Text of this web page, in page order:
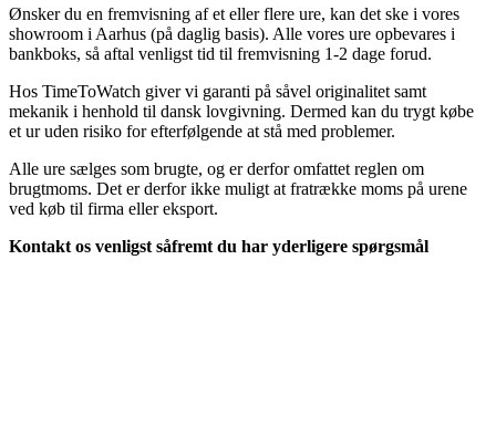
Ønsker du en fremvisning af et eller flere ure, kan det ske i vores
showroom i Aarhus (på daglig basis). Alle vores ure opbevares i
bankboks, så aftal venligst tid til fremvisning 1-2 dage forud.
Hos TimeToWatch giver vi garanti på såvel originalitet samt
mekanik i henhold til dansk lovgivning. Dermed kan du trygt købe
et ur uden risiko for efterfølgende at stå med problemer.
Alle ure sælges som brugte, og er derfor omfattet reglen om
brugtmoms. Det er derfor ikke muligt at fratrække moms på urene
ved køb til firma eller eksport.
Kontakt os venligst såfremt du har yderligere spørgsmål